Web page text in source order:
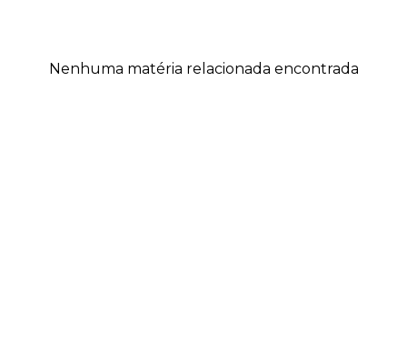
Nenhuma matéria relacionada encontrada